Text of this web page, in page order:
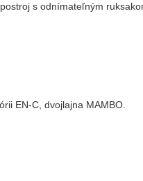
s odnímateľným
EN-C, dvojlajna MAMBO.